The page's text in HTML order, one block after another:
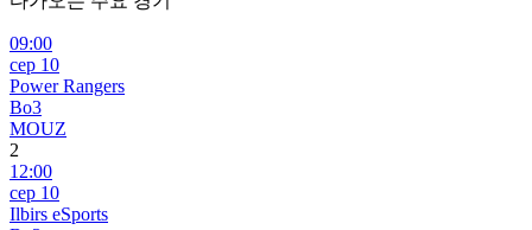
09:00
сер 10
Power Rangers
Bo3
MOUZ
2
12:00
сер 10
Ilbirs eSports